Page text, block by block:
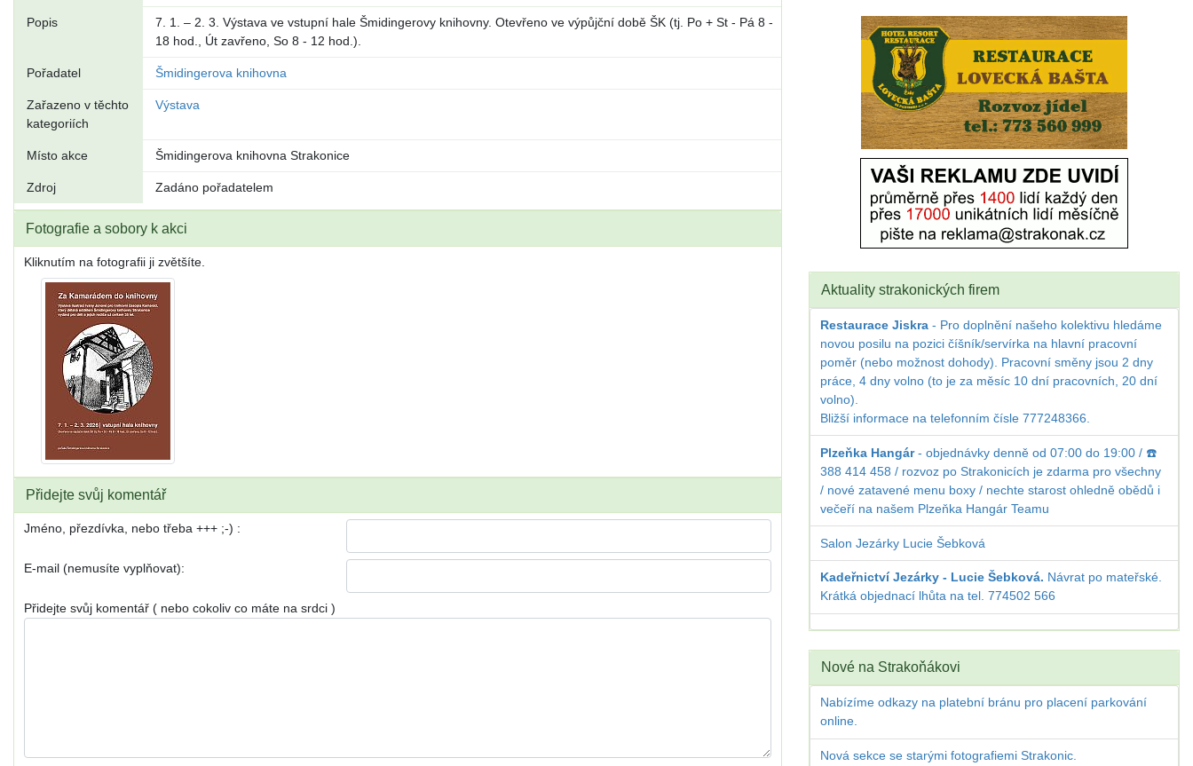
Popis
7. 1. – 2. 3. Výstava ve vstupní hale Šmidingerovy knihovny. Otevřeno ve výpůjční době ŠK (tj. Po + St - Pá 8 -
18 hod., Út zavřeno, So 8 - 12 hod.).
Pořadatel Šmidingerova knihovna
Zařazeno v těchto
kategoriích
Výstava
Místo akce Šmidingerova knihovna Strakonice
Zdroj Zadáno pořadatelem
Fotografie a sobory k akci
Kliknutím na fotografii ji zvětšíte.
Přidejte svůj komentář
Jméno, přezdívka, nebo třeba +++ ;-) :
E-mail (nemusíte vyplňovat):
Přidejte svůj komentář ( nebo cokoliv co máte na srdci )
Aktuality strakonických firem
Restaurace Jiskra - Pro doplnění našeho kolektivu hledáme
novou posilu na pozici číšník/servírka na hlavní pracovní
poměr (nebo možnost dohody). Pracovní směny jsou 2 dny
práce, 4 dny volno (to je za měsíc 10 dní pracovních, 20 dní
volno).
Bližší informace na telefonním čísle 777248366.
Plzeňka Hangár- objednávky denně od 07:00 do 19:00 / ☎️
388 414 458 / rozvoz po Strakonicích je zdarma pro všechny
/ nové zatavené menu boxy / nechte starost ohledně obědů i
večeří na našem Plzeňka Hangár Teamu
Salon Jezárky Lucie Šebková
Kadeřnictví Jezárky - Lucie Šebková. Návrat po mateřské.
Krátká objednací lhůta na tel. 774502 566
Nové na Strakoňákovi
Nabízíme odkazy na platební bránu pro placení parkování
online.
Nová sekce se starými fotografiemi Strakonic.